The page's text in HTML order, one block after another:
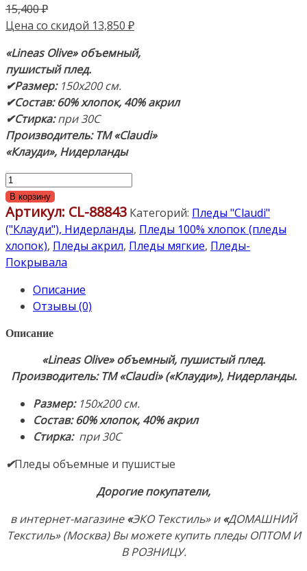
15,400₽Первоначальная
цена
15,400 ₽.
Цена со скидой 13,850 ₽Текущая
13,850 ₽.
«Lineas Olive» объемный,
пушистый плед.
✔Размер:150х200 см.
✔Состав: 60% хлопок, 40% акрил
✔Стирка:при 30С
Производитель: ТМ «Claudi»
«Клауди», Нидерланды
Количество
товара
"Lineas
Olive"
150х200см.
Плед
Хлопок,
40%
Акрил
«Claudi»
Нидерланды
В корзину
Артикул: CL-88843 Категорий: Пледы "Claudi"
("Клауди"), Нидерланды, Пледы 100% хлопок (пледы
хлопок), Пледы акрил, Пледы мягкие, Пледы-
Покрывала
Описание
Отзывы (0)
Описание
«Lineas Olive» объемный, пушистый плед.
Производитель: ТМ «Claudi» («Клауди»), Нидерланды.
Размер:150х200 см.
Состав: 60% хлопок, 40% акрил
Стирка:при 30С
✔Пледы объемные и пушистые
Дорогие покупатели,
в интернет-магазине«ЭКО Текстиль» и«ДОМАШНИЙ
Текстиль» (Москва) Вы можете купить пледы ОПТОМ И
В РОЗНИЦУ.